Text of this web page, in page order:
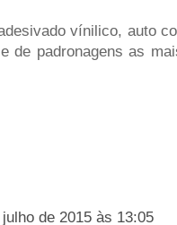
vínilico, auto
de padronagens as
de 2015 às 13:05